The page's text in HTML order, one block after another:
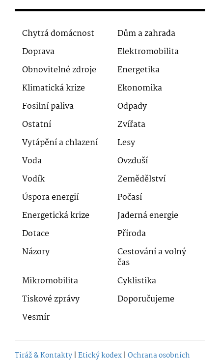
Chytrá domácnost
Dům a zahrada
Doprava
Elektromobilita
Obnovitelné zdroje
Energetika
Klimatická krize
Ekonomika
Fosilní paliva
Odpady
Ostatní
Zvířata
Vytápění a chlazení
Lesy
Voda
Ovzduší
Vodík
Zemědělství
Úspora energií
Počasí
Energetická krize
Jaderná energie
Dotace
Příroda
Názory
Cestování a volný
čas
Mikromobilita
Cyklistika
Tiskové zprávy
Doporučujeme
Vesmír
Tiráž & Kontakty | Etický kodex | Ochrana osobních